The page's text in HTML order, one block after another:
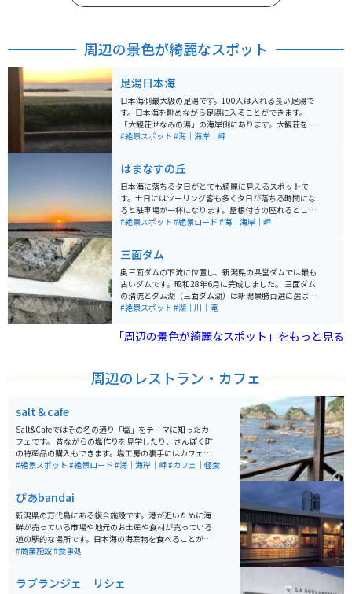
周辺の景色が綺麗なスポット
足湯日本海
日本海側最大級の足湯です。100人は入れる長い足湯で
す。日本海を眺めながら足湯に入ることができます。
「大観荘せなみの湯」の海岸側にあります。大観荘を経
由せず外からまわれます。 営業時間は6：00～22：00で
#絶景スポット #海｜海岸｜岬
はまなすの丘
日本海に落ちる夕日がとても綺麗に見えるスポットで
す。土日にはツーリング客も多く夕日が落ちる時間にな
ると駐車場が一杯になります。屋根付きの座れるところ
やトイレもありゆっくりできます。お盆の時期は一帯に
#絶景スポット #絶景ロード #海｜海岸｜岬
三面ダム
奥三面ダムの下流に位置し、新潟県の県営ダムでは最も
古いダムです。昭和28年6月に完成しました。 三面ダム
の清流とダム湖（三面ダム湖）は新潟景勝百選に選ばれ
た景観のよい緑の楽園で、ダム湖に浮かぶ2つの島は二
アスレチック、食堂、売店、遊歩道などの施設があり、
湖水ではボート遊びや釣りも楽しめます。 そのほか、村
活かした観光地として活かされています。
#絶景スポット #湖｜川｜滝
「周辺の景色が綺麗なスポット」をもっと見る
周辺のレストラン・カフェ
salt＆cafe
Salt&Cafeではその名の通り「塩」をテーマに知ったカ
フェです。 昔ながらの塩作りを見学したり、さんぽく町
の特産品の購入もできます。塩工房の裏手にはカフェが
併設されており、心地よい潮風をうけながらコーヒーブ
#絶景スポット #絶景ロード #海｜海岸｜岬#カフェ｜軽食
ぴあbandai
新潟県の万代島にある複合施設です。港が近いために海
鮮が売っている市場や地元のお土産や食材が売っている
道の駅的な場所です。日本海の海産物を食べることがで
きるお店が数店舗あり、なかでも回転寿司弁慶は一番お
しむことができる場所です。
#商業施設#食事処
ラブランジェ リシェ